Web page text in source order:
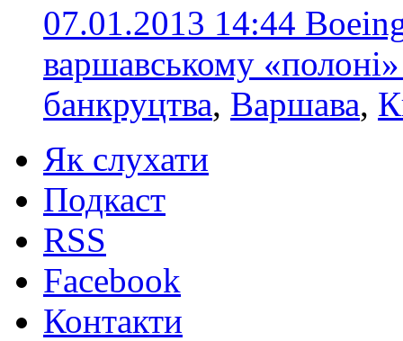
07.01.2013 14:44
варшавському
банкруцтва, Варшава,
Як слухати
Подкаст
RSS
Facebook
Контакти